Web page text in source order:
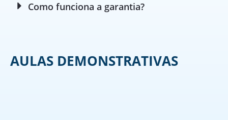
Como funciona a garantia?
AULAS DEMONSTRATIVAS